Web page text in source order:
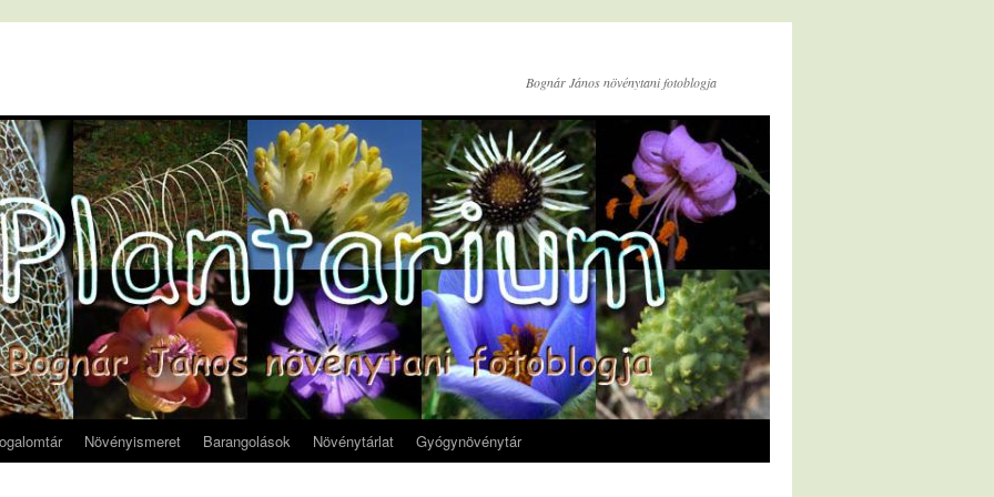
Bognár János növénytani fotoblogja
Növényismeret Barangolások Növénytárlat Gyógynövénytár